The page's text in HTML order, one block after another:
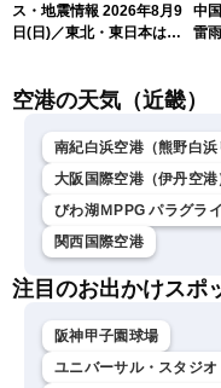
ス・地震情報 2026年8月9
日(日)／東北・東日本は急
ム・青原桃香／山口剛央〉
中
雷
空港の天気（近畿）
南紀白浜空港（熊野白浜
大阪国際空港（伊丹空港
びわ湖ＭPPG パラグラ
関西国際空港
注目のお出かけスポ
阪神甲子園球場
ユニバーサル・スタジオ